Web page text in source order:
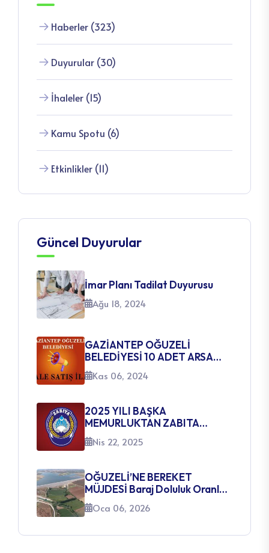
Haberler (323)
Duyurular (30)
İhaleler (15)
Kamu Spotu (6)
Etkinlikler (11)
Güncel Duyurular
İmar Planı Tadilat Duyurusu
Ağu 18, 2024
GAZİANTEP OĞUZELİ
BELEDİYESİ 10 ADET ARSA
SATIŞ İHALE İLANI
Kas 06, 2024
2025 YILI BAŞKA
MEMURLUKTAN ZABITA
MEMURLUĞUNA GEÇİŞ SINAVI
AÇILACAK KADROLARA
Nis 22, 2025
OĞUZELİ’NE BEREKET
MÜJDESİ Baraj Doluluk Oranları
Yüzleri Güldürüyor
Oca 06, 2026